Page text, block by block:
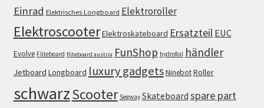
Einrad Elektrisches Longboard Elektroroller
ElektroscooterElektroskateboard Ersatzteil EUC
Evolve Fliteboard fliteboard austria FunShop hydrofoil händler
Jetboard Longboard luxury gadgetsNinebotRoller
schwarzScooter Segway Skateboard spare part